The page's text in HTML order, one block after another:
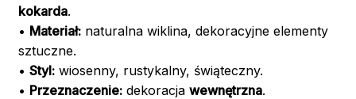
kokarda.
• Materiał:naturalna wiklina, dekoracyjne elementy
sztuczne.
• Styl:wiosenny, rustykalny, świąteczny.
• Przeznaczenie:dekoracja wewnętrzna.